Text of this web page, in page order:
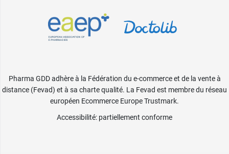
Pharma GDD adhère à la Fédération du e-commerce et de la vente à
distance (Fevad) et à sa charte qualité. La Fevad est membre du réseau
européen Ecommerce Europe Trustmark.
Accessibilité: partiellement conforme